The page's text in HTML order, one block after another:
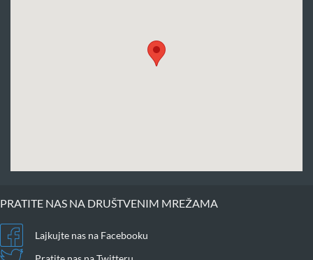
PRATITE NAS NA DRUŠTVENIM MREŽAMA
Lajkujte nas na Facebooku